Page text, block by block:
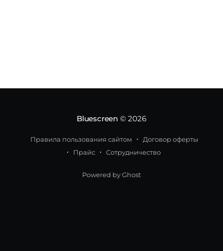
Bluescreen © 2026
Правила пользования сайтом
Договор оферты
Прайс
Сотрудничество
Powered by Ghost